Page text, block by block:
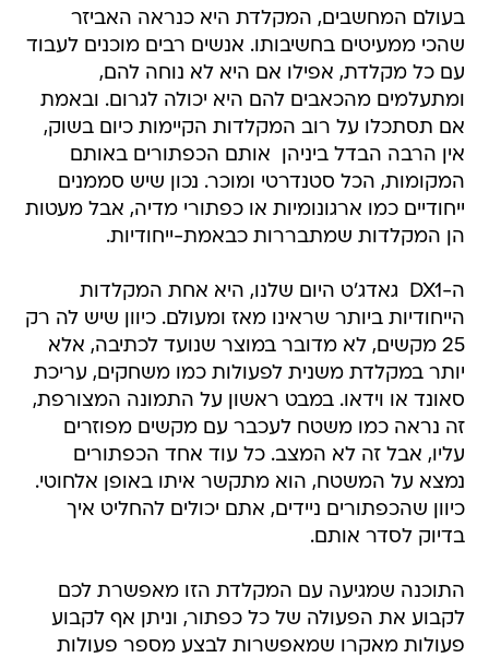
בעולם המחשבים, המקלדת היא כנראה האביזר
שהכי ממעיטים בחשיבותו. אנשים רבים מוכנים לעבוד
עם כל מקלדת, אפילו אם היא לא נוחה להם,
ומתעלמים מהכאבים להם היא יכולה לגרום. ובאמת 
אם תסתכלו על רוב המקלדות הקיימות כיום בשוק,
אין הרבה הבדל ביניהן  אותם הכפתורים באותם
המקומות, הכל סטנדרטי ומוכר. נכון שיש סממנים
ייחודיים כמו ארגונומיות או כפתורי מדיה, אבל מעטות
הן המקלדות שמתבררות כבאמת-ייחודיות.
ה-DX1  גאדג'ט היום שלנו, היא אחת המקלדות
הייחודיות ביותר שראינו מאז ומעולם. כיוון שיש לה רק
25 מקשים, לא מדובר במוצר שנועד לכתיבה, אלא
יותר במקלדת משנית לפעולות כמו משחקים, עריכת
סאונד או וידאו. במבט ראשון על התמונה המצורפת,
זה נראה כמו משטח לעכבר עם מקשים מפוזרים
עליו, אבל זה לא המצב. כל עוד אחד הכפתורים
נמצא על המשטח, הוא מתקשר איתו באופן אלחוטי.
כיוון שהכפתורים ניידים, אתם יכולים להחליט איך
בדיוק לסדר אותם.
התוכנה שמגיעה עם המקלדת הזו מאפשרת לכם
לקבוע את הפעולה של כל כפתור, וניתן אף לקבוע
פעולות מאקרו שמאפשרות לבצע מספר פעולות